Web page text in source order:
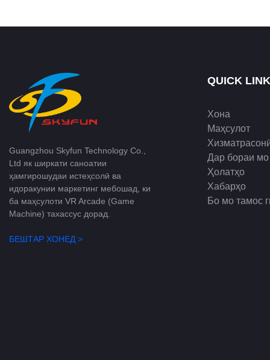
Guangzhou Skyfun Technology Co.,
Ltd як ширкати саноатии
ҳамгирошудаи истеҳсолӣ ва
идоракунии маркетинг мебошад, ки
ба маҳсулоти VR Arcade (Game
Machine) тахассус дорад.
БЕШТАР ХОНЕД >
QUICK
Хона
Маҳсулот
Дар бораи мо
Ҳолатҳо
Хабарҳо
Бо мо тамос